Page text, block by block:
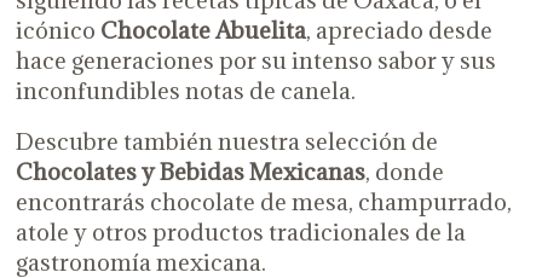
icónico Chocolate Abuelita, apreciado desde
hace generaciones por su intenso sabor y sus
inconfundibles notas de canela.
Descubre también nuestra selección de
Chocolates y Bebidas Mexicanas, donde
encontrarás chocolate de mesa, champurrado,
atole y otros productos tradicionales de la
gastronomía mexicana.